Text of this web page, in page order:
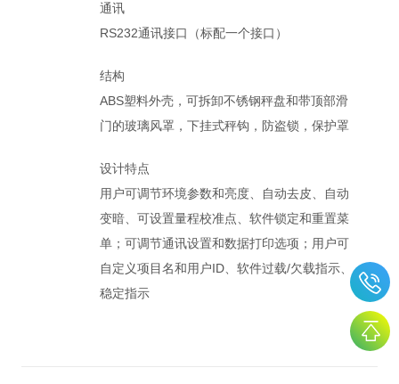
通讯
RS232通讯接口（标配一个接口）
结构
ABS塑料外壳，可拆卸不锈钢秤盘和带顶部滑
门的玻璃风罩，下挂式秤钩，防盗锁，保护罩
设计特点
用户可调节环境参数和亮度、自动去皮、自动
变暗、可设置量程校准点、软件锁定和重置菜
单；可调节通讯设置和数据打印选项；用户可
自定义项目名和用户ID、软件过载/欠载指示、
稳定指示